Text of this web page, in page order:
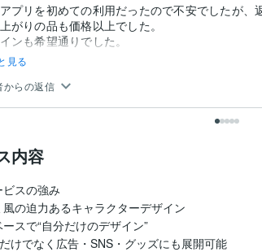
プリを初めての利用だったので不安でしたが、
がりの品も価格以上でした。
ンも希望通りでした。
見る
からの返信
内容
スの強み
風の迫力あるキャラクターデザイン
ースで“自分だけのデザイン”
けでなく広告・SNS・グッズにも展開可能